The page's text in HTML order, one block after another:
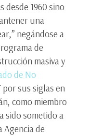
desde 1960 sino
una
negándose a
de
masiva y
de No
por sus siglas en
como miembro
sido sometido a
Agencia de